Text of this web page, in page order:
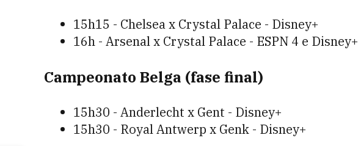
15h15 - Chelsea x Crystal Palace - Disney+
16h - Arsenal x Crystal Palace - ESPN 4 e Disney+
Campeonato Belga (fase final)
15h30 - Anderlecht x Gent - Disney+
15h30 - Royal Antwerp x Genk - Disney+